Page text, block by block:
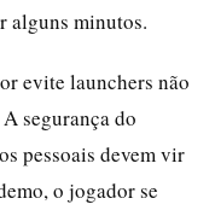
alguns minutos.
evite launchers não
segurança do
pessoais devem vir
o jogador se